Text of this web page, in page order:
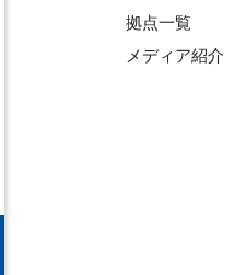
拠点一覧
メディア紹介